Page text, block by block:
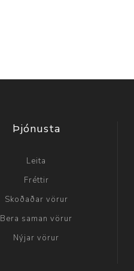
Þjónusta
Leita
Fréttir
Skoðaðar vörur
Bera saman vörur
Nýjar vörur